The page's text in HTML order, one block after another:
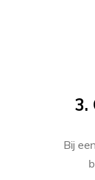
3.
Bij